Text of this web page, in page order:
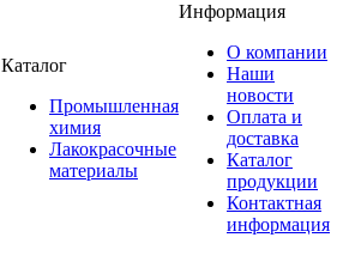
Каталог
Промышленная
химия
Лакокрасочные
материалы
Информация
О компании
Наши
новости
Оплата и
доставка
Каталог
продукции
Контактная
информация